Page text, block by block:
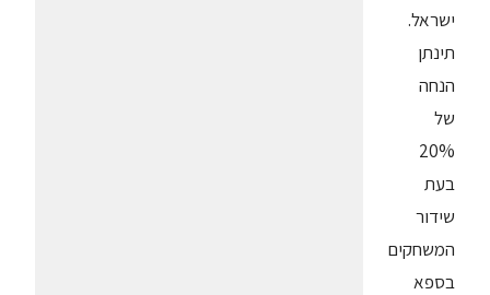
ישראל.
תינתן
הנחה
של
20%
בעת
שידור
המשחקים
בספא